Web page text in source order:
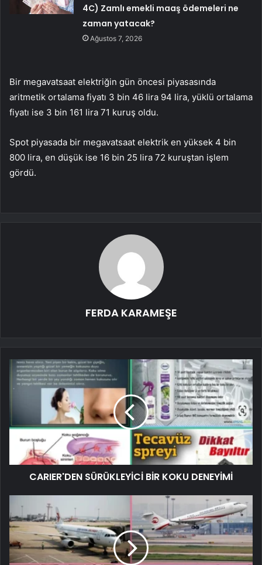
4C) Zamlı emekli maaş ödemeleri ne
zaman yatacak?
Ağustos 7, 2026
Bir megavatsaat elektriğin gün öncesi piyasasında
aritmetik ortalama fiyatı 3 bin 46 lira 94 lira, yüklü ortalama
fiyatı ise 3 bin 161 lira 71 kuruş oldu.
Spot piyasada bir megavatsaat elektrik en yüksek 4 bin
800 lira, en düşük ise 16 bin 25 lira 72 kuruştan işlem
gördü.
FERDA KARAMEŞE
CARIER'DEN SÜRÜKLEYİCİ BİR KOKU DENEYİMİ